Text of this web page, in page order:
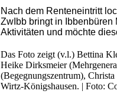
Nach dem Renteneintritt
ZwIbb bringt in Ibbenbüren
Aktivitäten und möchte
Das Foto zeigt (v.l.) Bettina
Heike Dirksmeier
(Begegnungszentrum),
Wirtz-Königshausen. | Foto: